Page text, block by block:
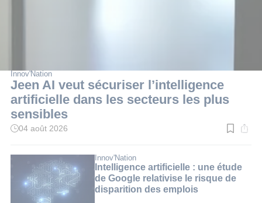
Innov'Nation
Jeen AI veut sécuriser l’intelligence
artificielle dans les secteurs les plus
sensibles
Temps
:
04 août 2026
Innov'Nation
Intelligence artificielle : une étude
de Google relativise le risque de
disparition des emplois